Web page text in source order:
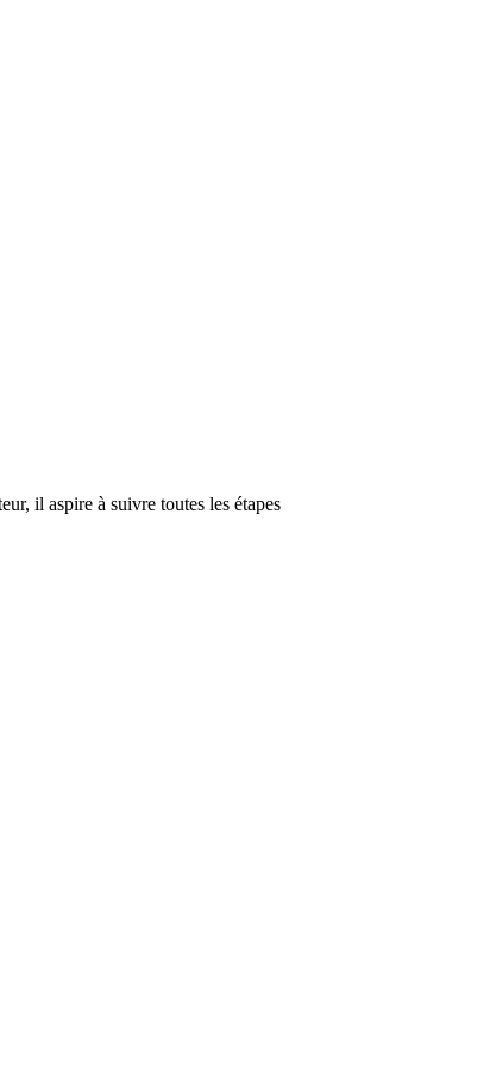
il aspire à suivre toutes les étapes